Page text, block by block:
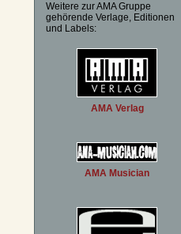
Weitere zur AMA Gruppe
gehörende Verlage, Editionen
und Labels:
AMA Verlag
AMA Musician